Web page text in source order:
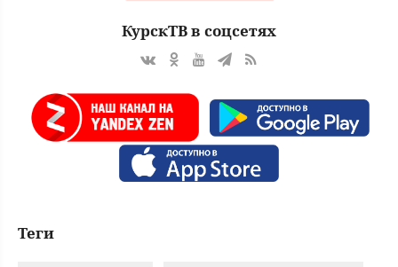
КурскТВ в соцсетях
Теги